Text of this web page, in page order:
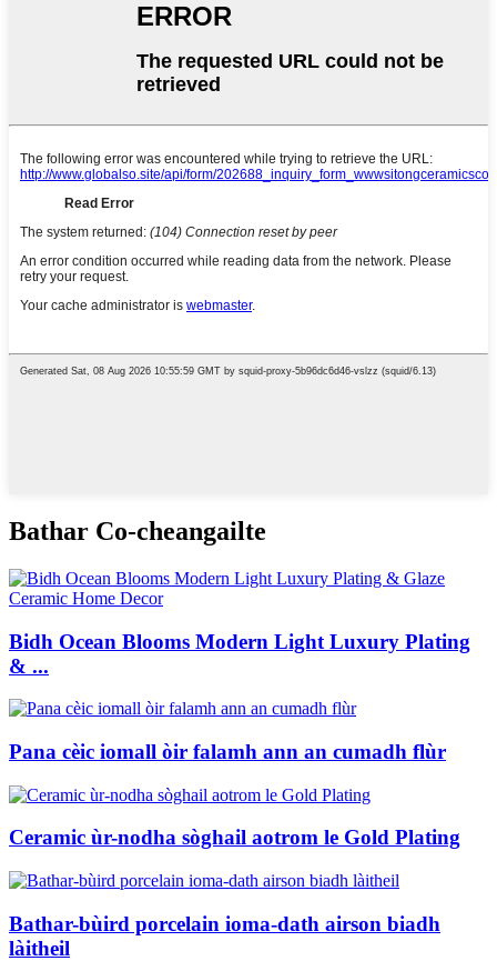
Bathar Co-cheangailte
Bidh Ocean Blooms Modern Light Luxury Plating
& ...
Pana cèic iomall òir falamh ann an cumadh flùr
Ceramic ùr-nodha sòghail aotrom le Gold Plating
Bathar-bùird porcelain ioma-dath airson biadh
làitheil